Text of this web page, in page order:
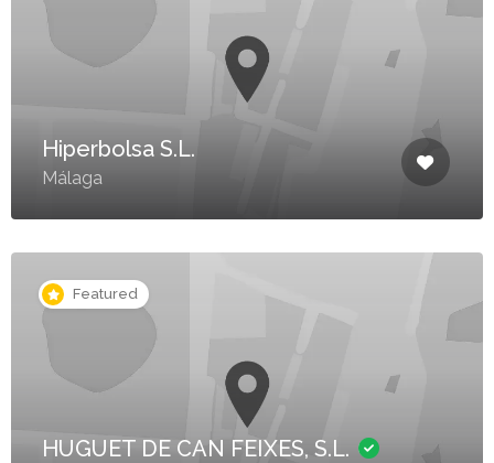
Hiperbolsa S.L.
Málaga
Featured
HUGUET DE CAN FEIXES, S.L.